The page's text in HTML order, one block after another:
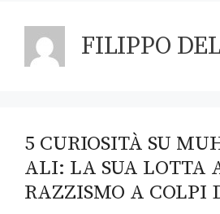
FILIPPO
5 CURIOSITÀ SU
ALI: LA SUA LOTTA
RAZZISMO A COLPI